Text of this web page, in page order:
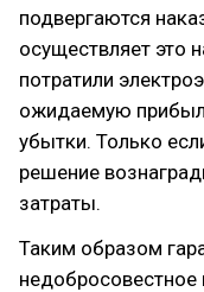
подвергаются
осуществляет это
потратили
ожидаемую
убытки. Только
решение
затраты.
Таким образом